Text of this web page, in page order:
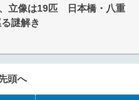
立像は19匹 日本橋・八重
謎解き
頭へ